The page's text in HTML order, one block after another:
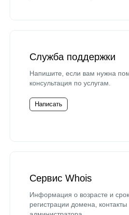
Служба поддержки
Напишите, если вам нужна
консультация по услугам.
Написать
Сервис Whois
Информация о возрасте и
регистрации домена, контакты